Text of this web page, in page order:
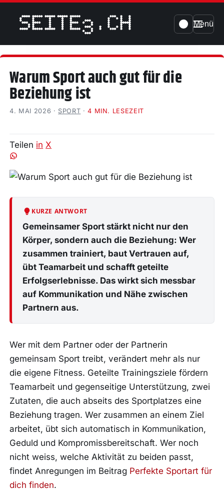
Menü
Warum Sport auch gut für die
Beziehung ist
4. MAI 2026 · SPORT ·4 MIN. LESEZEIT
Teilen in X
KURZE ANTWORT
Gemeinsamer Sport stärkt nicht nur den
Körper, sondern auch die Beziehung: Wer
zusammen trainiert, baut Vertrauen auf,
übt Teamarbeit und schafft geteilte
Erfolgserlebnisse. Das wirkt sich messbar
auf Kommunikation und Nähe zwischen
Partnern aus.
Wer mit dem Partner oder der Partnerin
gemeinsam Sport treibt, verändert mehr als nur
die eigene Fitness. Geteilte Trainingsziele fördern
Teamarbeit und gegenseitige Unterstützung, zwei
Zutaten, die auch abseits des Sportplatzes eine
Beziehung tragen. Wer zusammen an einem Ziel
arbeitet, übt sich automatisch in Kommunikation,
Geduld und Kompromissbereitschaft. Wer noch
nicht weiss, welche Aktivität zu beiden passt,
findet Anregungen im Beitrag Perfekte Sportart für
dich finden.